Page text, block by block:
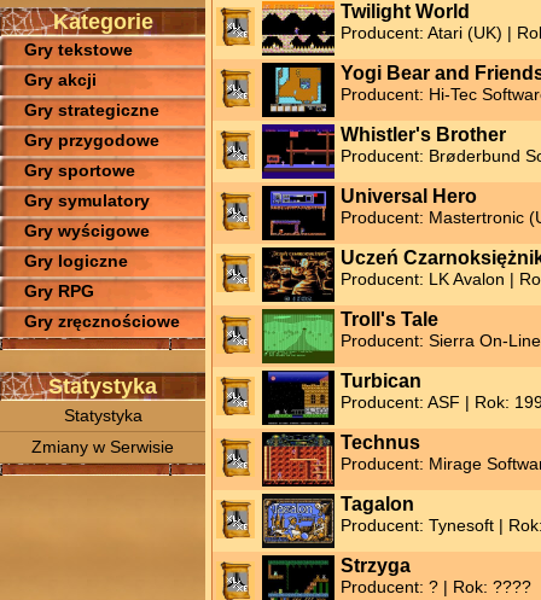
Kategorie
Gry tekstowe
Gry akcji
Gry strategiczne
Gry przygodowe
Gry sportowe
Gry symulatory
Gry wyścigowe
Gry logiczne
Gry RPG
Gry zręcznościowe
Statystyka
Statystyka
Zmiany w Serwisie
Twilight World
Producent: Atari (UK) |
Yogi Bear and
Producent: Hi-Tec
Whistler's Brother
Producent: Brøderbund
Universal Hero
Producent: Mastertronic
Uczeń
Producent: LK Avalon |
Troll's Tale
Producent: Sierra On-
Turbican
Producent: ASF | Rok:
Technus
Producent: Mirage
Tagalon
Producent: Tynesoft |
Strzyga
Producent: ? | Rok: ????